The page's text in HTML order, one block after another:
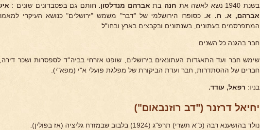
בשנת 1940 נשא לאשה את חנה בתאברהם מנדלסון. חותם גם בפסבדונים שונים :
אברהם, א. ח. א. כסופרו הירושלמי של "דבר" משמש "ירושלים" כנושא העיקרי
המתפרסמים בעתונים, בשנתונים ובקבצים בארץ ובחו"ל.
חבר בהגנה כל השנים.
שימש חבר ועד התאגדות העתונאים בירושלים, שופט אזרחי בביה''ד לספסרות ושכר
חברים של ההסתדרות, חבר ועדת הביקורת של מפלגת פועלי א"י (מפא"י).
בניו: רפאל, עודד.
יחיאל דרזנר ("דב רוזנבאום")
נולד בהושענא רבה (כ"א תשרי) תרפ"ג (1924) בלבוב שבמזרח גליציה (אז בפולין).